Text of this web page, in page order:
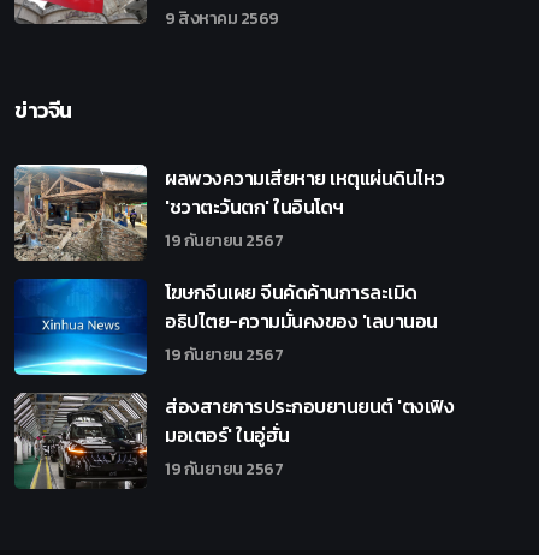
9 สิงหาคม 2569
ข่าวจีน
ผลพวงความเสียหาย เหตุแผ่นดินไหว
'ชวาตะวันตก' ในอินโดฯ
19 กันยายน 2567
โฆษกจีนเผย จีนคัดค้านการละเมิด
อธิปไตย-ความมั่นคงของ 'เลบานอน
19 กันยายน 2567
ส่องสายการประกอบยานยนต์ 'ตงเฟิง
มอเตอร์' ในอู่ฮั่น
19 กันยายน 2567